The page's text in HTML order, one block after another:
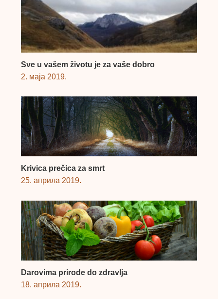
Sve u vašem životu je za vaše dobro
2. маја 2019.
Krivica prečica za smrt
25. априла 2019.
Darovima prirode do zdravlja
18. априла 2019.